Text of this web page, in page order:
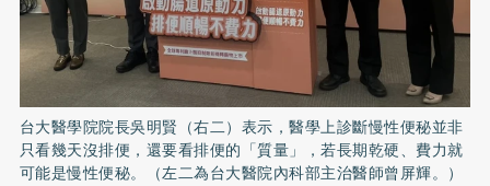
台大醫學院院長吳明賢（右二）表示，醫學上診斷慢性便秘並非
只看幾天沒排便，還要看排便的「質量」，若長期乾硬、費力就
可能是慢性便秘。（左二為台大醫院內科部主治醫師曾屏輝。）